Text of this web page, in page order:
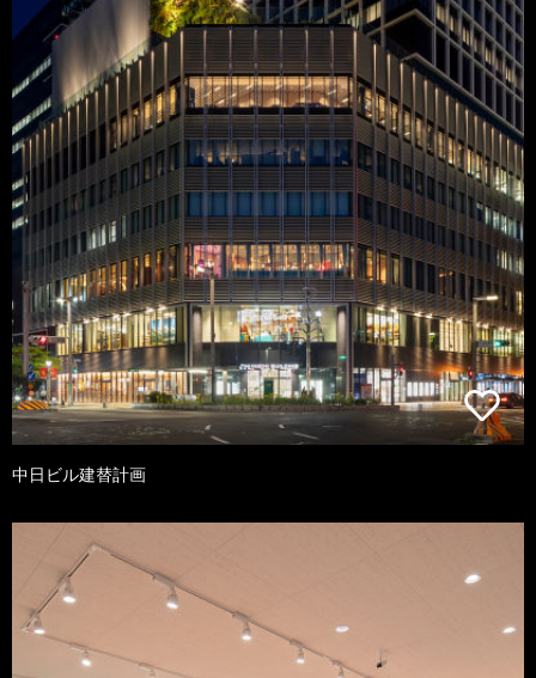
中日ビル建替計画